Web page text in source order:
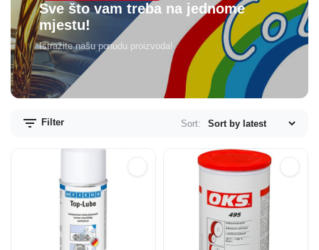
Sve što vam treba na jednome
mjestu!
Istražite našu ponudu proizvoda!
Filter Sort: